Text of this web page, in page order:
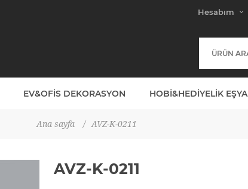
Hesabım
EV&OFIS DEKORASYON HOBI&HEDIYELIK EŞYA
Ana sayfa / AVZ-K-0211
AVZ-K-0211